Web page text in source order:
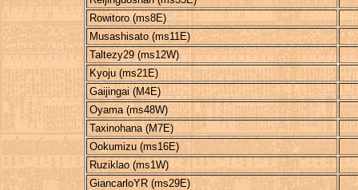
Rowitoro (ms8E)
Musashisato (ms11E)
Taltezy29 (ms12W)
Kyoju (ms21E)
Gaijingai (M4E)
Oyama (ms48W)
Taxinohana (M7E)
Ookumizu (ms16E)
Ruziklao (ms1W)
GiancarloYR (ms29E)